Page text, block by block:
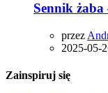
Sennik żaba
przez
2025-05-
Zainspiruj się